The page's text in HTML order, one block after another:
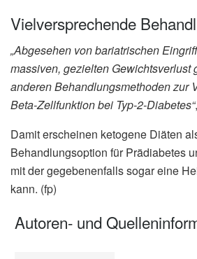
Vielversprechende
„Abgesehen von bariatrischen
massiven, gezielten Gewichtsverlust
anderen Behandlungsmethoden zur
Beta-Zellfunktion bei Typ-2-Diabetes“
Damit erscheinen ketogene Diäten
Behandlungsoption für Prädiabetes
mit der gegebenenfalls sogar eine
kann. (fp)
Autoren- und